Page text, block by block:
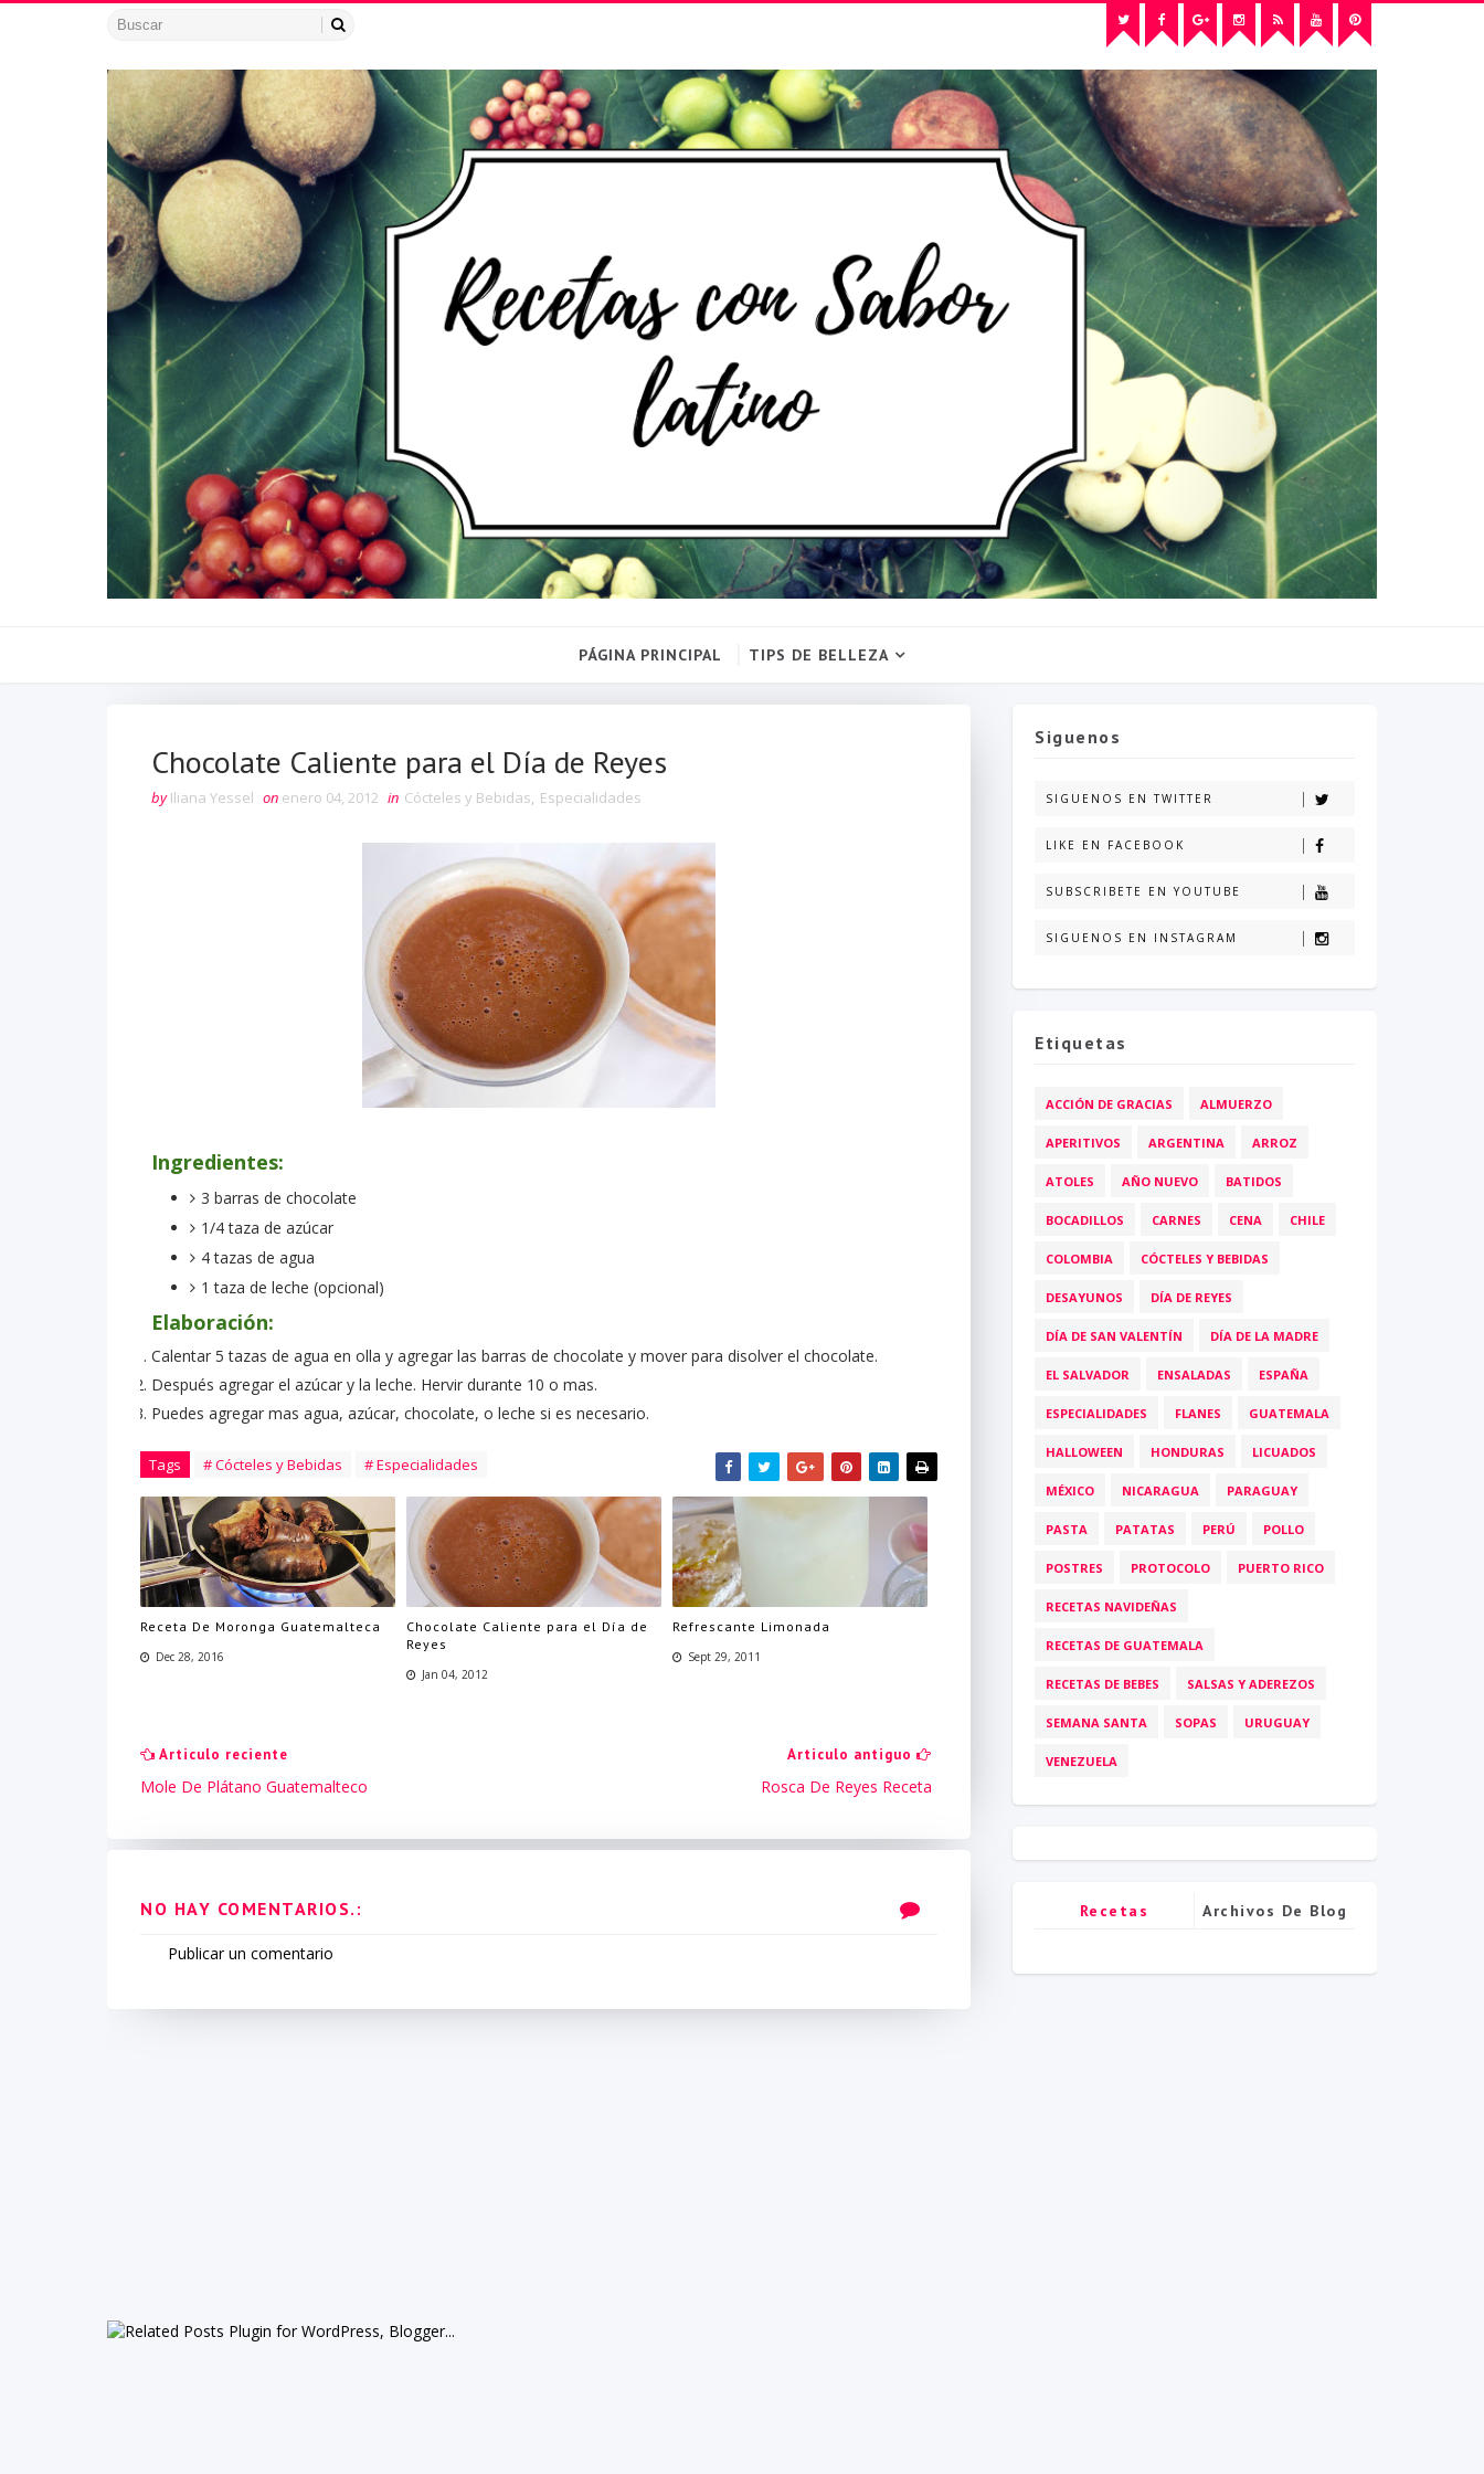
PÁGINA PRINCIPAL TIPS DE BELLEZA
Chocolate Caliente para el Día de Reyes
by Iliana Yessel on enero 04, 2012 in Cócteles y Bebidas, Especialidades
Ingredientes:
3 barras de chocolate
1/4 taza de azúcar
4 tazas de agua
1 taza de leche (opcional)
Elaboración:
Calentar 5 tazas de agua en olla y agregar las barras de chocolate y mover para disolver el chocolate.
Después agregar el azúcar y la leche. Hervir durante 10 o mas.
Puedes agregar mas agua, azúcar, chocolate, o leche si es necesario.
Tags # Cócteles y Bebidas # Especialidades
Receta De Moronga Guatemalteca
Dec 28, 2016
Chocolate Caliente para el Día de
Reyes
Jan 04, 2012
Refrescante Limonada
Sept 29, 2011
Articulo reciente
Mole De Plátano Guatemalteco
Articulo antiguo
Rosca De Reyes Receta
NO HAY COMENTARIOS.:
Publicar un comentario
Siguenos
SIGUENOS EN TWITTER
LIKE EN FACEBOOK
SUBSCRIBETE EN YOUTUBE
SIGUENOS EN INSTAGRAM
Etiquetas
ACCIÓN DE GRACIAS ALMUERZO
APERITIVOS ARGENTINA ARROZ
ATOLES AÑO NUEVO BATIDOS
BOCADILLOS CARNES CENA CHILE
COLOMBIA CÓCTELES Y BEBIDAS
DESAYUNOS DÍA DE REYES
DÍA DE SAN VALENTÍN DÍA DE LA MADRE
EL SALVADOR ENSALADAS ESPAÑA
ESPECIALIDADES FLANES GUATEMALA
HALLOWEEN HONDURAS LICUADOS
MÉXICO NICARAGUA PARAGUAY
PASTA PATATAS PERÚ POLLO
POSTRES PROTOCOLO PUERTO RICO
RECETAS NAVIDEÑAS
RECETAS DE GUATEMALA
RECETAS DE BEBES SALSAS Y ADEREZOS
SEMANA SANTA SOPAS URUGUAY
VENEZUELA
Recetas
Archivos De Blog